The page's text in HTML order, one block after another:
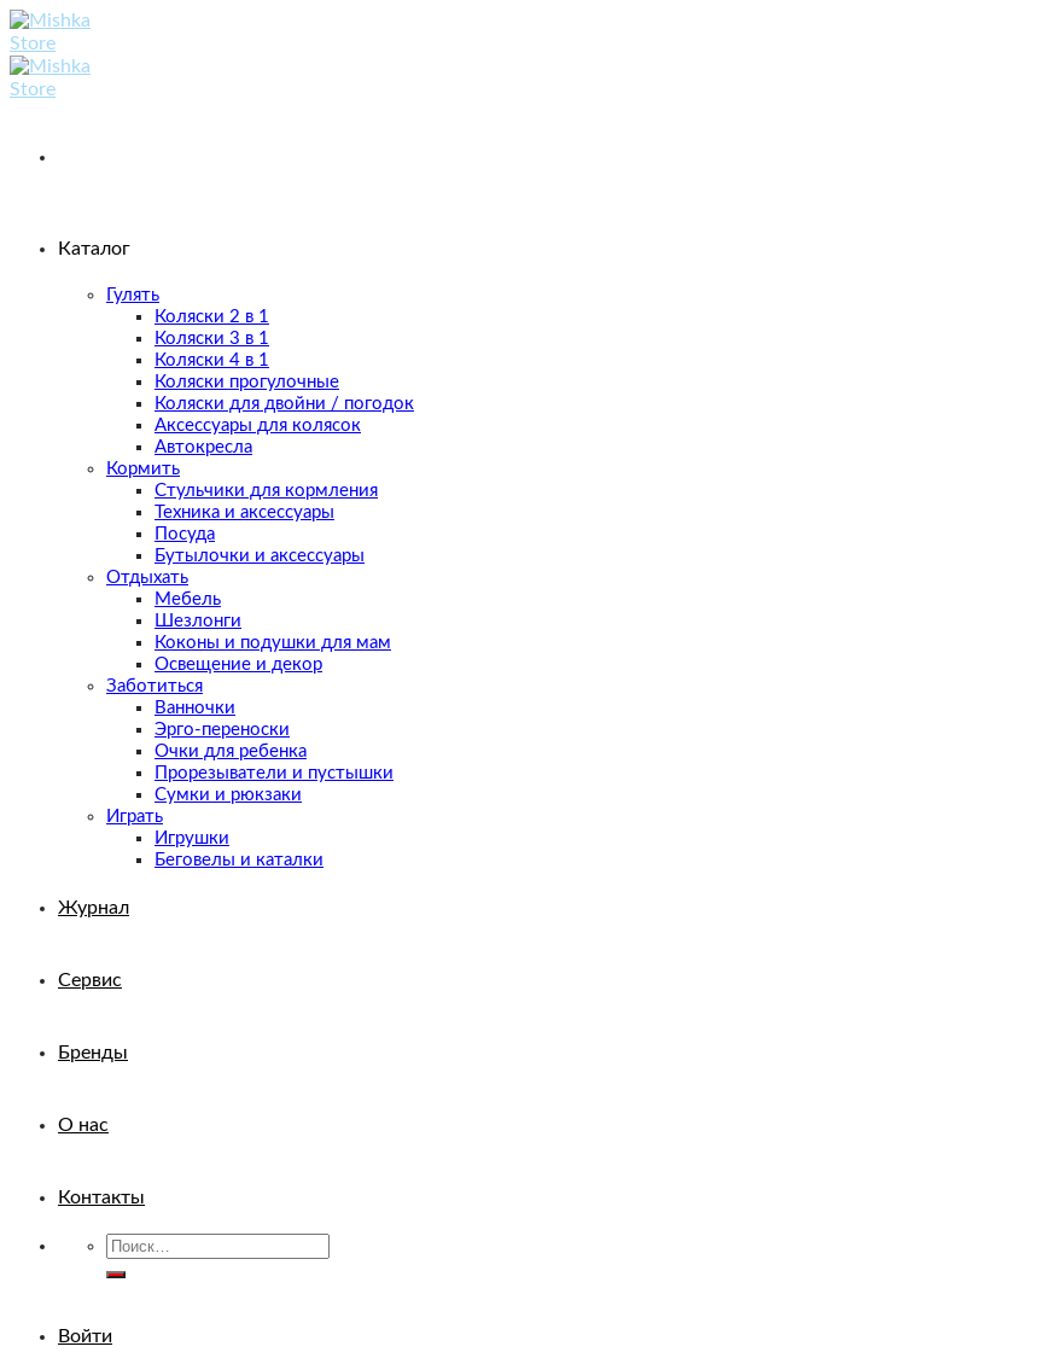
Skip
to
content
Каталог
Гулять
Коляски 2 в 1
Коляски 3 в 1
Коляски 4 в 1
Коляски прогулочные
Коляски для двойни / погодок
Аксессуары для колясок
Автокресла
Кормить
Стульчики для кормления
Техника и аксессуары
Посуда
Бутылочки и аксессуары
Отдыхать
Мебель
Шезлонги
Коконы и подушки для мам
Освещение и декор
Заботиться
Ванночки
Эрго-переноски
Очки для ребенка
Прорезыватели и пустышки
Сумки и рюкзаки
Играть
Игрушки
Беговелы и каталки
Журнал
Сервис
Бренды
О нас
Контакты
Искать:
Войти